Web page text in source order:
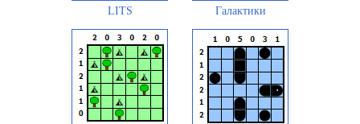
LITS Галактики